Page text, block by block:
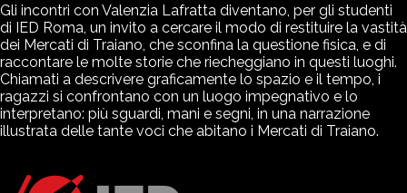
Gli incontri con Valenzia Lafratta diventano, per gli studenti
di IED Roma, un invito a cercare il modo di restituire la vastità
dei Mercati di Traiano, che sconfina la questione fisica, e di
raccontare le molte storie che riecheggiano in questi luoghi.
Chiamati a descrivere graficamente lo spazio e il tempo, i
ragazzi si confrontano con un luogo impegnativo e lo
interpretano: più sguardi, mani e segni, in una narrazione
illustrata delle tante voci che abitano i Mercati di Traiano.